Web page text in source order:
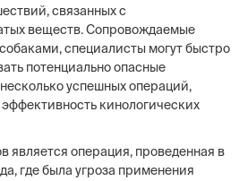
связанных с
веществ. Сопровождаемые
специалисты могут быстро
потенциально опасные
успешных операций,
кинологических
является операция, проведенная в
где была угроза применения